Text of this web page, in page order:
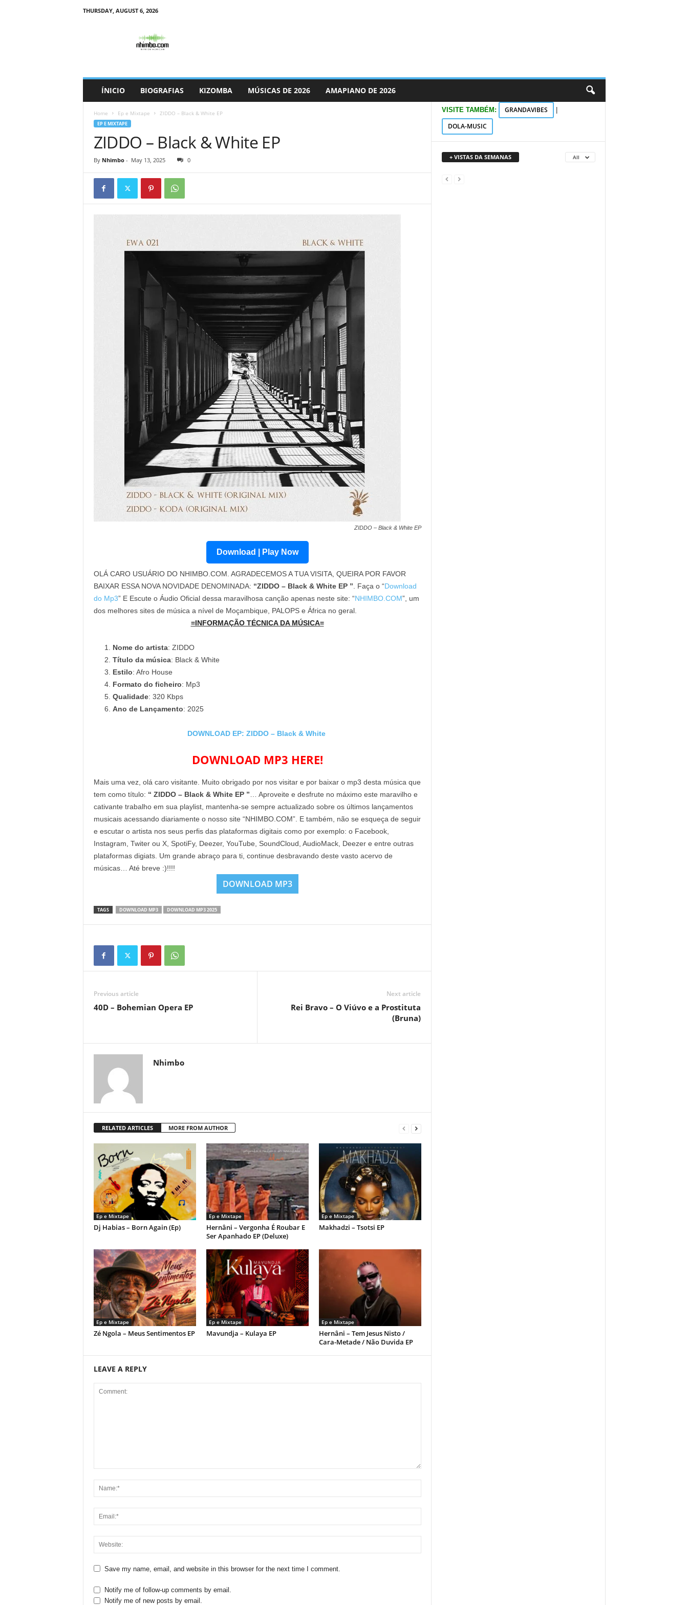
THURSDAY, AUGUST 6, 2026
ÍNICIO BIOGRAFIAS KIZOMBA MÚSICAS DE 2026 AMAPIANO DE 2026
Home Ep e Mixtape ZIDDO – Black & White EP
EP E MIXTAPE
ZIDDO – Black & White EP
By Nhimbo- May 13, 2025 0
ZIDDO – Black & White EP
Download | Play Now
OLÁ CARO USUÁRIO DO NHIMBO.COM. AGRADECEMOS A TUA VISITA, QUEIRA POR FAVOR
BAIXAR ESSA NOVA NOVIDADE DENOMINADA: “ZIDDO – Black & White EP ” . Faça o “Download
do Mp3” E Escute o Áudio Oficial dessa maravilhosa canção apenas neste site: “NHIMBO.COM”, um
dos melhores sites de música a nível de Moçambique, PALOPS e África no geral.
=INFORMAÇÃO TÉCNICA DA MÚSICA=
Nome do artista: ZIDDO
Título da música: Black & White
Estilo: Afro House
Formato do ficheiro: Mp3
Qualidade: 320 Kbps
Ano de Lançamento: 2025
DOWNLOAD EP: ZIDDO – Black & White
DOWNLOAD MP3 HERE!
Mais uma vez, olá caro visitante. Muito obrigado por nos visitar e por baixar o mp3 desta música que
tem como título: “ ZIDDO – Black & White EP ” … Aproveite e desfrute no máximo este maravilho e
cativante trabalho em sua playlist, mantenha-se sempre actualizado sobre os últimos lançamentos
musicais acessando diariamente o nosso site “NHIMBO.COM”. E também, não se esqueça de seguir
e escutar o artista nos seus perfis das plataformas digitais como por exemplo: o Facebook,
Instagram, Twiter ou X, SpotiFy, Deezer, YouTube, SoundCloud, AudioMack, Deezer e entre outras
plataformas digiats. Um grande abraço para ti, continue desbravando deste vasto acervo de
músicas… Até breve :)!!!!
DOWNLOAD MP3
TAGS DOWNLOAD MP3 DOWNLOAD MP3 2025
Previous article
40D – Bohemian Opera EP
Next article
Rei Bravo – O Viúvo e a Prostituta
(Bruna)
Nhimbo
RELATED ARTICLES MORE FROM AUTHOR
Ep e Mixtape
Dj Habias – Born Again (Ep)
Ep e Mixtape
Hernâni – Vergonha É Roubar E
Ser Apanhado EP (Deluxe)
Ep e Mixtape
Makhadzi – Tsotsi EP
Ep e Mixtape
Zé Ngola – Meus Sentimentos EP
Ep e Mixtape
Mavundja – Kulaya EP
Ep e Mixtape
Hernâni – Tem Jesus Nisto /
Cara-Metade / Não Duvida EP
LEAVE A REPLY
Save my name, email, and website in this browser for the next time I comment.
Notify me of follow-up comments by email.
Notify me of new posts by email.
VISITE TAMBÉM: GRANDAVIBES
DOLA-MUSIC
+ VISTAS DA SEMANAS All